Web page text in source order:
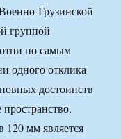
Грузинской
группой
по самым
одного отклика
достоинств
120 мм является